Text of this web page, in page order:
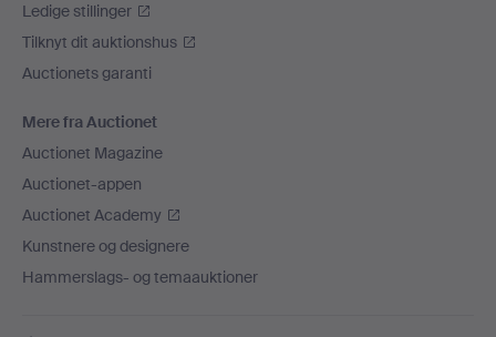
Ledige stillinger
Tilknyt dit auktionshus
Auctionets garanti
Mere fra Auctionet
Auctionet Magazine
Auctionet-appen
Auctionet Academy
Kunstnere og designere
Hammerslags- og temaauktioner